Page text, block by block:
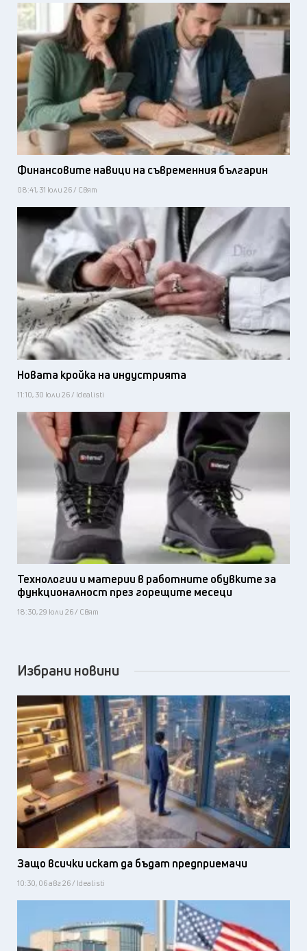
Финансовите навици на съвременния българин
08:41, 31 юли 26 / Свят
Новата кройка на индустрията
11:10, 30 юли 26 / Idealisti
Технологии и материи в работните обувките за
функционалност през горещите месеци
18:30, 29 юли 26 / Свят
Избрани новини
Защо всички искат да бъдат предприемачи
10:30, 06 авг 26 / Idealisti